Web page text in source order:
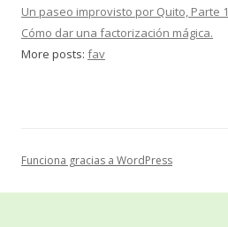
Un paseo improvisto por Quito, Parte 1
Cómo dar una factorización mágica.
More posts: fav
Funciona gracias a WordPress